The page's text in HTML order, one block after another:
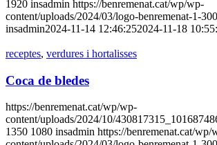
1920 insadmin https://benremenat.cat/wp/wp-
content/uploads/2024/03/logo-benremenat-1-
insadmin2024-11-14 12:46:252024-11-18
receptes, verdures i hortalisses
Coca de bledes
https://benremenat.cat/wp/wp-
content/uploads/2024/10/
1350 1080 insadmin https://benremenat.cat/wp/